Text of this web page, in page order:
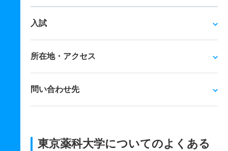
入試
所在地・アクセス
問い合わせ先
東京薬科大学についてのよくある